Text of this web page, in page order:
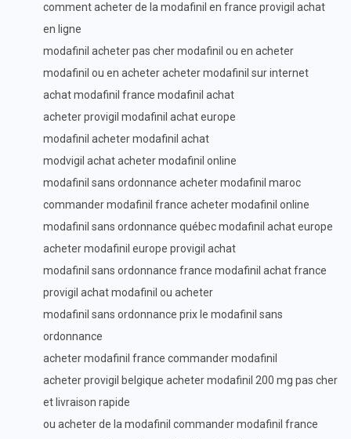
comment acheter de la modafinil en france provigil achat
en ligne
modafinil acheter pas cher modafinil ou en acheter
modafinil ou en acheter acheter modafinil sur internet
achat modafinil france modafinil achat
acheter provigil modafinil achat europe
modafinil acheter modafinil achat
modvigil achat acheter modafinil online
modafinil sans ordonnance acheter modafinil maroc
commander modafinil france acheter modafinil online
modafinil sans ordonnance québec modafinil achat europe
acheter modafinil europe provigil achat
modafinil sans ordonnance france modafinil achat france
provigil achat modafinil ou acheter
modafinil sans ordonnance prix le modafinil sans
ordonnance
acheter modafinil france commander modafinil
acheter provigil belgique acheter modafinil 200 mg pas cher
et livraison rapide
ou acheter de la modafinil commander modafinil france